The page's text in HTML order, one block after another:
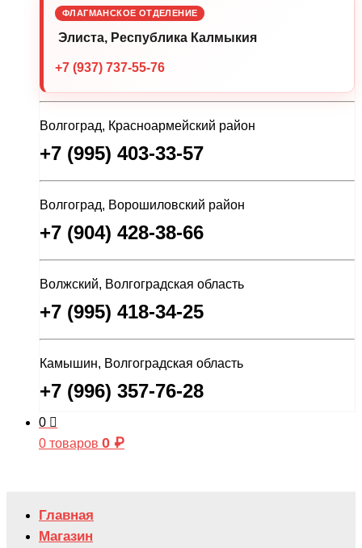
ФЛАГМАНСКОЕ ОТДЕЛЕНИЕ
Элиста, Республика Калмыкия
+7 (937) 737-55-76
Волгоград, Красноармейский район
+7 (995) 403-33-57
Волгоград, Ворошиловский район
+7 (904) 428-38-66
Волжский, Волгоградская область
+7 (995) 418-34-25
Камышин, Волгоградская область
+7 (996) 357-76-28
0
0 товаров 0 ₽
Главная
Магазин